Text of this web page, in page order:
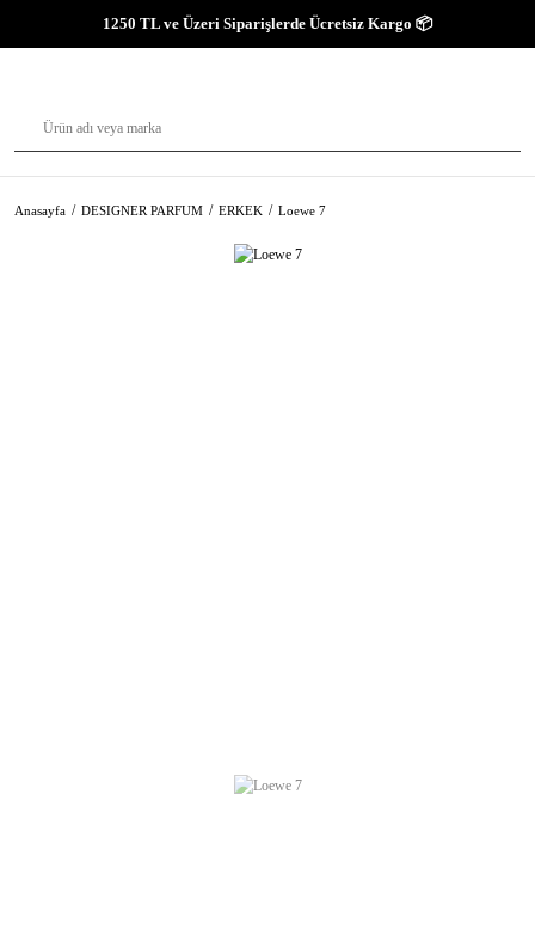
1250 TL ve Üzeri Siparişlerde Ücretsiz Kargo 📦
Anasayfa DESIGNER PARFUM ERKEK Loewe 7